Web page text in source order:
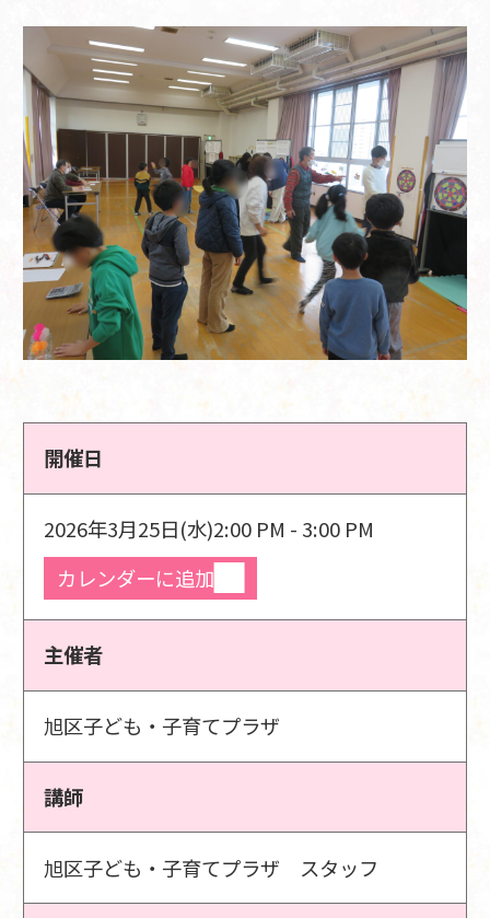
開催日
2026年3月25日(水)2:00 PM - 3:00 PM
カレンダーに追加
主催者
旭区子ども・子育てプラザ
講師
旭区子ども・子育てプラザ スタッフ